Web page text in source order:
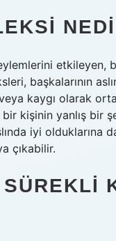
etkileyen,
başkalarının
kaygı olarak
kişinin yanlış bir
iyi olduklarına
çıkabilir.